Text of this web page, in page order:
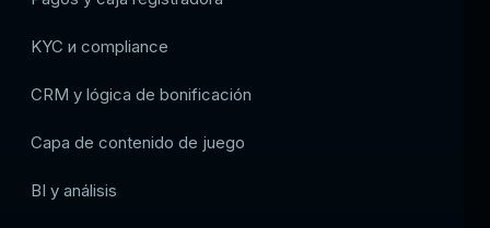
KYC и compliance
CRM y lógica de bonificación
Capa de contenido de juego
BI y análisis